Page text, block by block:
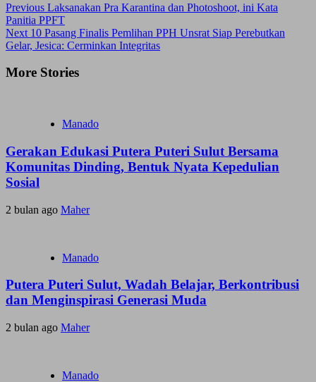
Previous Laksanakan Pra Karantina dan Photoshoot, ini Kata
Panitia PPFT
Next 10 Pasang Finalis Pemlihan PPH Unsrat Siap Perebutkan
Gelar, Jesica: Cerminkan Integritas
More Stories
Manado
Gerakan Edukasi Putera Puteri Sulut Bersama
Komunitas Dinding, Bentuk Nyata Kepedulian
Sosial
2 bulan ago Maher
Manado
Putera Puteri Sulut, Wadah Belajar, Berkontribusi
dan Menginspirasi Generasi Muda
2 bulan ago Maher
Manado